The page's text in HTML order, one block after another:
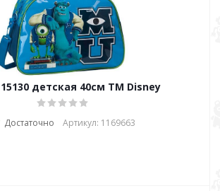
Сумка 15130 детская 40см ТМ Disney
Достаточно Артикул: 1169663